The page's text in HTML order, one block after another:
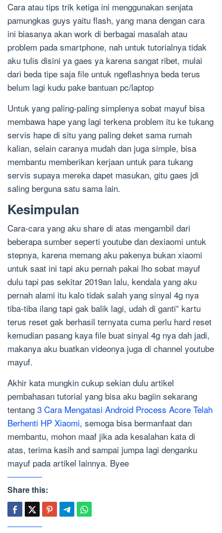
Cara atau tips trik ketiga ini menggunakan senjata
pamungkas guys yaitu flash, yang mana dengan cara
ini biasanya akan work di berbagai masalah atau
problem pada smartphone, nah untuk tutorialnya tidak
aku tulis disini ya gaes ya karena sangat ribet, mulai
dari beda tipe saja file untuk ngeflashnya beda terus
belum lagi kudu pake bantuan pc/laptop
Untuk yang paling-paling simplenya sobat mayuf bisa
membawa hape yang lagi terkena problem itu ke tukang
servis hape di situ yang paling deket sama rumah
kalian, selain caranya mudah dan juga simple, bisa
membantu memberikan kerjaan untuk para tukang
servis supaya mereka dapet masukan, gitu gaes jdi
saling berguna satu sama lain.
Kesimpulan
Cara-cara yang aku share di atas mengambil dari
beberapa sumber seperti youtube dan dexiaomi untuk
stepnya, karena memang aku pakenya bukan xiaomi
untuk saat ini tapi aku pernah pakai lho sobat mayuf
dulu tapi pas sekitar 2019an lalu, kendala yang aku
pernah alami itu kalo tidak salah yang sinyal 4g nya
tiba-tiba ilang tapi gak balik lagi, udah di ganti” kartu
terus reset gak berhasil ternyata cuma perlu hard reset
kemudian pasang kaya file buat sinyal 4g nya dah jadi,
makanya aku buatkan videonya juga di channel youtube
mayuf.
Akhir kata mungkin cukup sekian dulu artikel
pembahasan tutorial yang bisa aku bagiin sekarang
tentang 3 Cara Mengatasi Android Process Acore Telah
Berhenti HP Xiaomi, semoga bisa bermanfaat dan
membantu, mohon maaf jika ada kesalahan kata di
atas, terima kasih and sampai jumpa lagi denganku
mayuf pada artikel lainnya. Byee
Share this: